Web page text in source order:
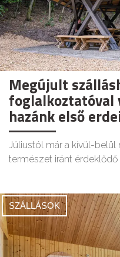
Megújult
foglalkoztatóval
hazánk első
Júliustól már a kívül-belül
természet iránt érdeklődő
SZÁLLÁSOK